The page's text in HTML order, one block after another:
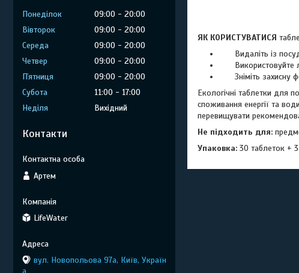
ЯК КОРИСТУВАТИСЯ
Видаліть із
Використовуйте
Зніміть захисну
Екологічні таблетки для
споживання енергії та
перевищувати
Не підходить для:
Упаковка: 30 таблеток +
Понеділок 09:00
20:00
Вівторок
09:00
20:00
Середа
09:00
20:00
Четвер
09:00
20:00
Пʼятниця
09:00
20:00
Субота
11:00
17:00
Неділя
Вихідний
Контакти
Артем
LifeWater
вул. Новопольова 97а, Київ, Україн
а